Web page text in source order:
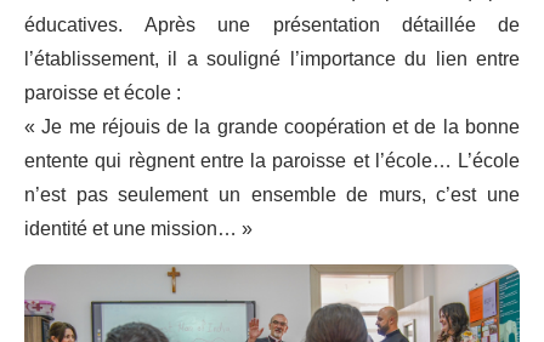
éducatives. Après une présentation détaillée de
l’établissement, il a souligné l’importance du lien entre
paroisse et école :
« Je me réjouis de la grande coopération et de la bonne
entente qui règnent entre la paroisse et l’école… L’école
n’est pas seulement un ensemble de murs, c’est une
identité et une mission… »